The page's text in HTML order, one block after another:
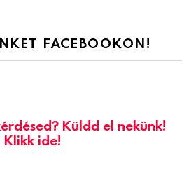
FACEBOOKON!
Küldd el nekünk!
Klikk ide!